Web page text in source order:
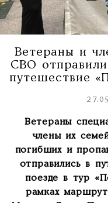
Ветераны и
СВО
путешествие
Ветераны
члены их
погибших и
отправились в
поезде в тур
рамках